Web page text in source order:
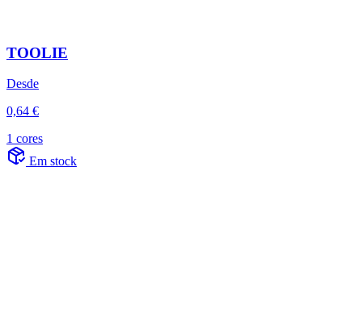
TOOLIE
Desde
0,64 €
1 cores
Em stock